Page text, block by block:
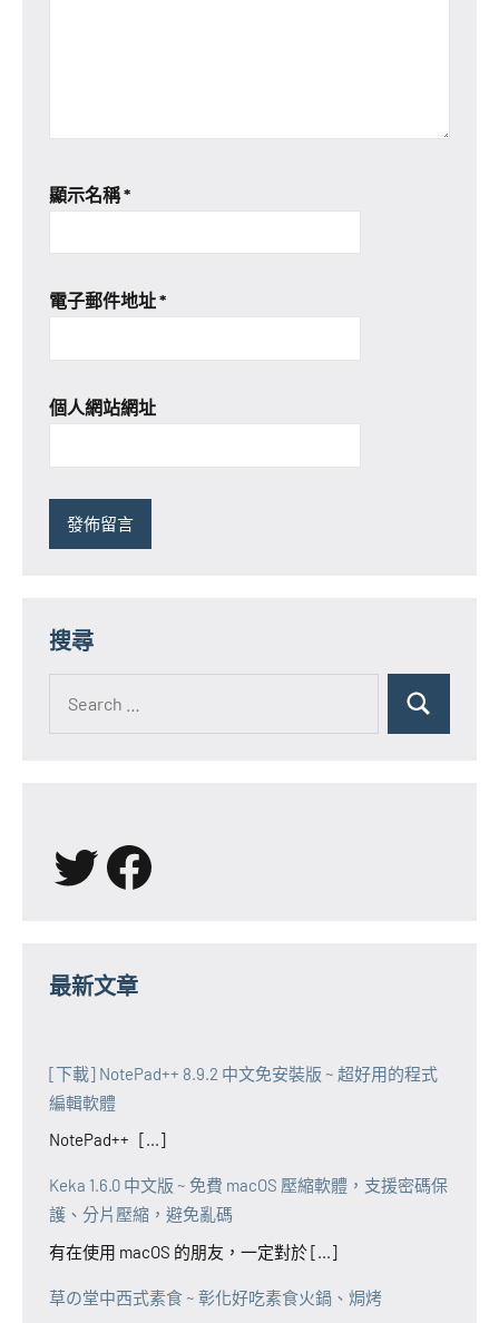
顯示名稱*
電子郵件地址*
個人網站網址
搜尋
for:
Search
X Facebook
最新文章
[下載] NotePad++ 8.9.2 中文免安裝版 ~ 超好用的程式
編輯軟體
NotePad++ [...]
Keka 1.6.0 中文版 ~ 免費 macOS 壓縮軟體，支援密碼保
護、分片壓縮，避免亂碼
有在使用 macOS 的朋友，一定對於 [...]
草の堂中西式素食 ~ 彰化好吃素食火鍋、焗烤